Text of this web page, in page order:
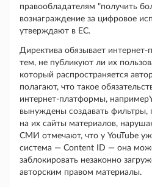
правообладателям "получить
вознаграждение за цифровое
утверждают в ЕС.
Директива обязывает
тем, не публикуют ли их
который распространяется
полагают, что такое
интернет-платформы,
вынуждены создавать фильтры,
на их сайты материалов,
СМИ отмечают, что у YouTube
система — Content ID — она
заблокировать незаконно
авторским правом материалы.